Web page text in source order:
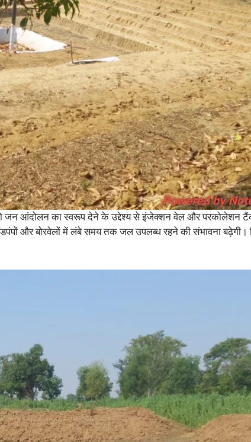
आंदोलन का स्वरूप देने के उद्देश्य से इंजेक्शन वेल और परकोलेशन टैंक का
और बोरवेलों में लंबे समय तक जल उपलब्ध रहने की संभावना बढ़ेगी।